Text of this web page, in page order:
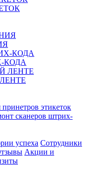
КОДА
принетров этикеток
сканеров штрих-
успеха Сотрудники
Акции и